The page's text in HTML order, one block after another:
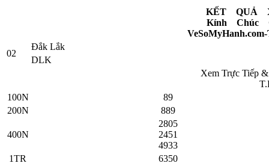
KẾT QUẢ
Kính Chúc
02
Đắk Lắk
DLK
Xem Trực Tiếp
100N
89
200N
889
400N
2805
2451
4933
1TR
6350